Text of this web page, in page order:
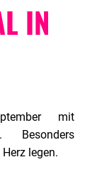
IN
mit
Besonders
legen.